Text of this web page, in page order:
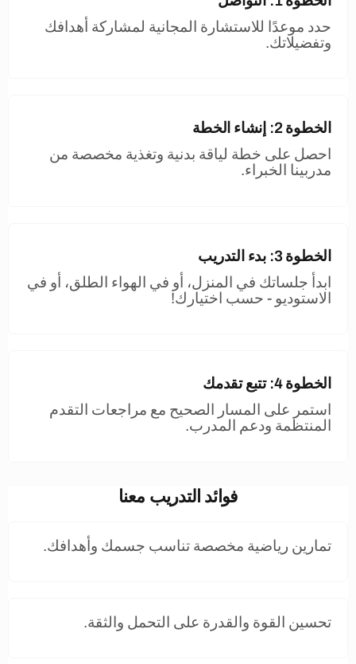
حدد موعدًا للاستشارة المجانية لمشاركة أهدافك
وتفضيلاتك.
الخطوة 2: إنشاء الخطة
احصل على خطة لياقة بدنية وتغذية مخصصة من
مدربينا الخبراء.
الخطوة 3: بدء التدريب
ابدأ جلساتك في المنزل، أو في الهواء الطلق، أو في
الاستوديو - حسب اختيارك!
الخطوة 4: تتبع تقدمك
استمر على المسار الصحيح مع مراجعات التقدم
المنتظمة ودعم المدرب.
فوائد التدريب معنا
تمارين رياضية مخصصة تناسب جسمك وأهدافك.
تحسين القوة والقدرة على التحمل والثقة.